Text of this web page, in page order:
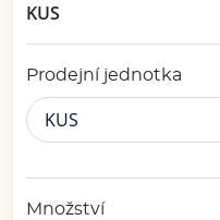
KUS
Prodejní jednotka
KUS
Množství